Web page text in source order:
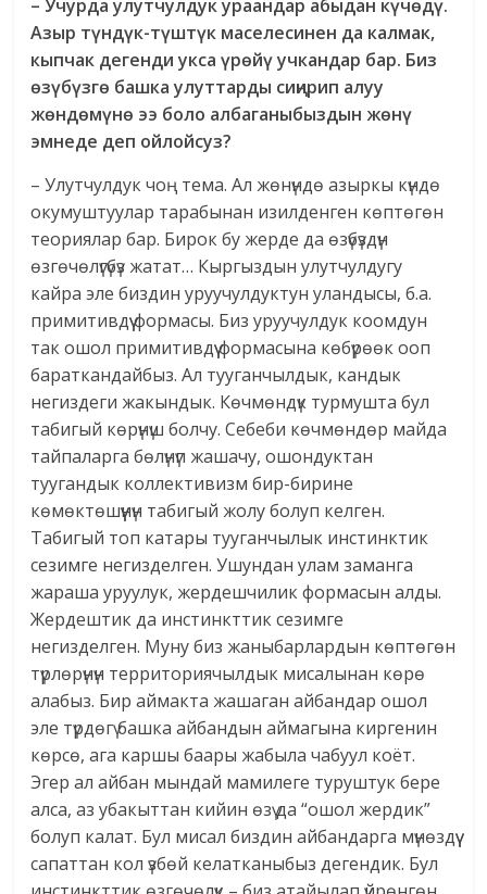
– Учурда улутчулдук ураандар абыдан күчөдү.
Азыр түндүк-түштүк маселесинен да калмак,
кыпчак дегенди укса үрөйү учкандар бар. Биз
өзүбүзгө башка улуттарды сиңирип алуу
жөндөмүнө ээ боло албаганыбыздын жөнү
эмнеде деп ойлойсуз?
– Улутчулдук чоң тема. Ал жөнүндө азыркы күндө
окумуштуулар тарабынан изилденген көптөгөн
теориялар бар. Бирок бу жерде да өзүбүздүн
өзгөчөлүгүбүз жатат… Кыргыздын улутчулдугу
кайра эле биздин уруучулдуктун уландысы, б.а.
примитивдүү формасы. Биз уруучулдук коомдун
так ошол примитивдүү формасына көбүрөөк ооп
бараткандайбыз. Ал тууганчылдык, кандык
негиздеги жакындык. Көчмөндүк турмушта бул
табигый көрүнүш болчу. Себеби көчмөндөр майда
тайпаларга бөлүнүп жашачу, ошондуктан
туугандык коллективизм бир-бирине
көмөктөшүүнүн табигый жолу болуп келген.
Табигый топ катары тууганчылык инстинктик
сезимге негизделген. Ушундан улам заманга
жараша уруулук, жердешчилик формасын алды.
Жердештик да инстинкттик сезимге
негизделген. Муну биз жаныбарлардын көптөгөн
түрлөрүнүн территориячылдык мисалынан көрө
алабыз. Бир аймакта жашаган айбандар ошол
эле түрдөгү башка айбандын аймагына киргенин
көрсө, ага каршы баары жабыла чабуул коёт.
Эгер ал айбан мындай мамилеге туруштук бере
алса, аз убакыттан кийин өзү да “ошол жердик”
болуп калат. Бул мисал биздин айбандарга мүнөздүү
сапаттан кол үзбөй келатканыбыз дегендик. Бул